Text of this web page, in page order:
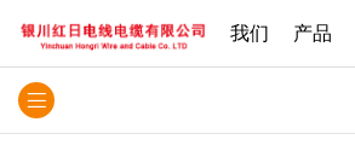
我们 产品